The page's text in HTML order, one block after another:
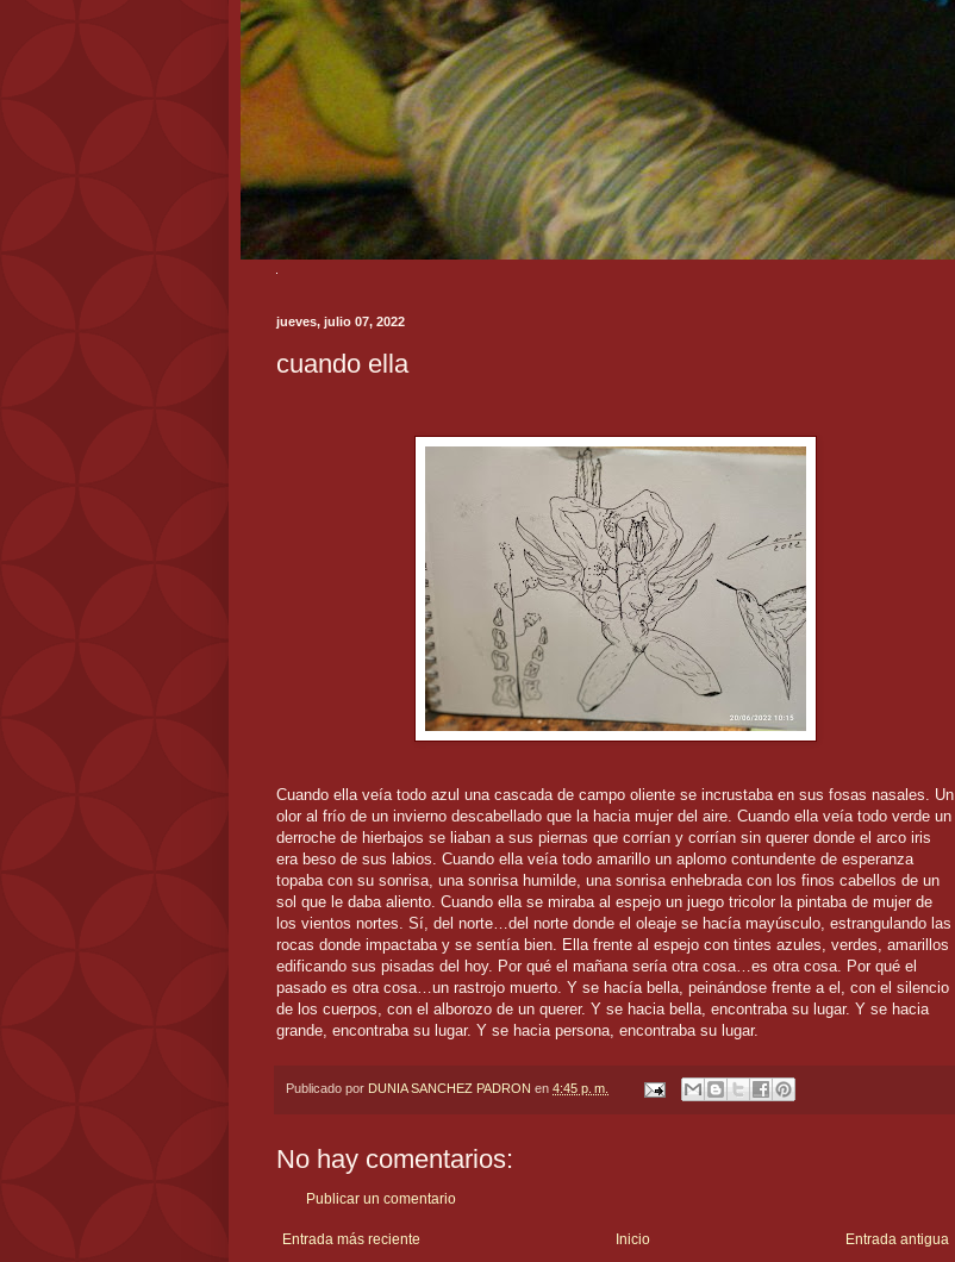
jueves, julio 07, 2022
cuando ella
Cuando ella veía todo azul una cascada de campo oliente se incrustaba en sus fosas nasales. Un
olor al frío de un invierno descabellado que la hacia mujer del aire. Cuando ella veía todo verde un
derroche de hierbajos se liaban a sus piernas que corrían y corrían sin querer donde el arco iris
era beso de sus labios. Cuando ella veía todo amarillo un aplomo contundente de esperanza
topaba con su sonrisa, una sonrisa humilde, una sonrisa enhebrada con los finos cabellos de un
sol que le daba aliento. Cuando ella se miraba al espejo un juego tricolor la pintaba de mujer de
los vientos nortes. Sí, del norte…del norte donde el oleaje se hacía mayúsculo, estrangulando las
rocas donde impactaba y se sentía bien. Ella frente al espejo con tintes azules, verdes, amarillos
edificando sus pisadas del hoy. Por qué el mañana sería otra cosa…es otra cosa. Por qué el
pasado es otra cosa…un rastrojo muerto. Y se hacía bella, peinándose frente a el, con el silencio
de los cuerpos, con el alborozo de un querer. Y se hacia bella, encontraba su lugar. Y se hacia
grande, encontraba su lugar. Y se hacia persona, encontraba su lugar.
Publicado por DUNIA SANCHEZ PADRON en 4:45 p. m.
No hay comentarios:
Publicar un comentario
Entrada más reciente Entrada antigua
Inicio